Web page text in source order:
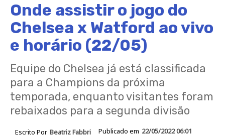
Onde assistir o jogo do
Chelsea x Watford ao vivo
e horário (22/05)
Equipe do Chelsea já está classificada
para a Champions da próxima
temporada, enquanto visitantes foram
rebaixados para a segunda divisão
Escrito Por Beatriz Fabbri Publicado em 22/05/2022 06:01